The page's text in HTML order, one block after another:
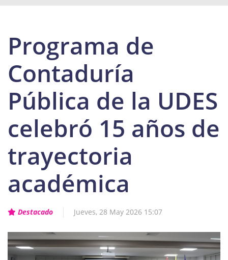
Programa de
Contaduría
Pública de la UDES
celebró 15 años de
trayectoria
académica
Destacado Jueves, 28 May 2026 15:07